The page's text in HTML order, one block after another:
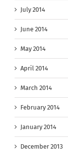
July 2014
June 2014
May 2014
April 2014
March 2014
February 2014
January 2014
December 2013